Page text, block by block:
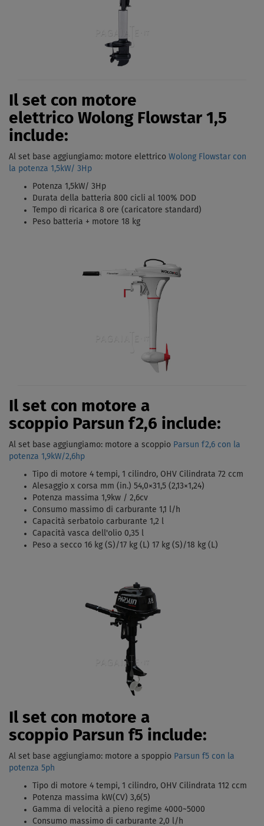
Il set con motore
elettrico Wolong Flowstar 1,5
include:
Al set base aggiungiamo: motore elettrico Wolong Flowstar con
la potenza 1,5kW/ 3Hp
Potenza 1,5kW/ 3Hp
Durata della batteria 800 cicli al 100% DOD
Tempo di ricarica 8 ore (caricatore standard)
Peso batteria + motore 18 kg
Il set con motore a
scoppio Parsun f2,6 include:
Al set base aggiungiamo: motore a scoppio Parsun f2,6 con la
potenza 1,9kW/2,6hp
Tipo di motore 4 tempi, 1 cilindro, OHV Cilindrata 72 ccm
Alesaggio x corsa mm (in.) 54,0×31,5 (2,13×1,24)
Potenza massima 1,9kw / 2,6cv
Consumo massimo di carburante 1,1 l/h
Capacità serbatoio carburante 1,2 l
Capacità vasca dell'olio 0,35 l
Peso a secco 16 kg (S)/17 kg (L) 17 kg (S)/18 kg (L)
Il set con motore a
scoppio Parsun f5 include:
Al set base aggiungiamo: motore a spoppio Parsun f5 con la
potenza 5ph
Tipo di motore 4 tempi, 1 cilindro, OHV Cilindrata 112 ccm
Potenza massima kW(CV) 3,6(5)
Gamma di velocità a pieno regime 4000~5000
Consumo massimo di carburante 2,0 l/h